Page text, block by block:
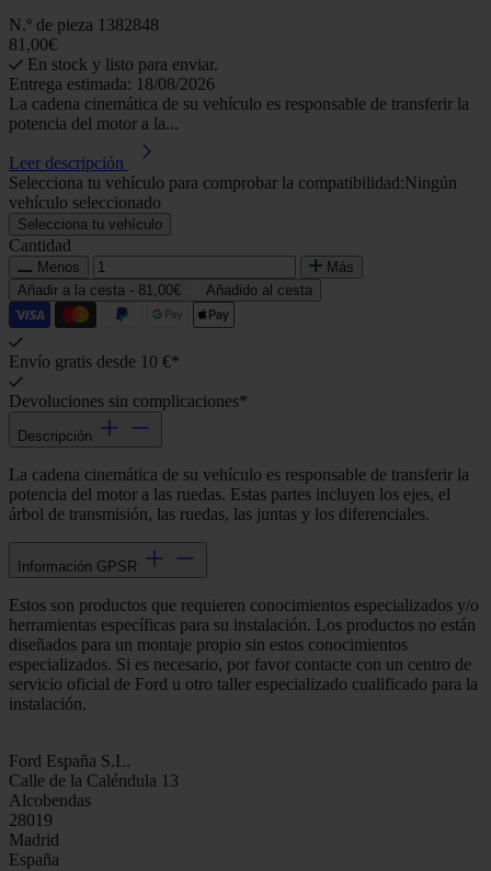
N.º de pieza 1382848
81,00€
En stock y listo para enviar.
Entrega estimada: 18/08/2026
La cadena cinemática de su vehículo es responsable de transferir la
potencia del motor a la...
Leer descripción
Selecciona tu vehículo para comprobar la compatibilidad:Ningún
vehículo seleccionado
Selecciona tu vehículo
Cantidad
Menos
Más
Añadir a la cesta - 81,00€ Añadido al cesta
Envío gratis desde 10 €*
Devoluciones sin complicaciones*
Descripción
La cadena cinemática de su vehículo es responsable de transferir la
potencia del motor a las ruedas. Estas partes incluyen los ejes, el
árbol de transmisión, las ruedas, las juntas y los diferenciales.
Información GPSR
Estos son productos que requieren conocimientos especializados y/o
herramientas específicas para su instalación. Los productos no están
diseñados para un montaje propio sin estos conocimientos
especializados. Si es necesario, por favor contacte con un centro de
servicio oficial de Ford u otro taller especializado cualificado para la
instalación.
Ford España S.L.
Calle de la Caléndula 13
Alcobendas
28019
Madrid
España